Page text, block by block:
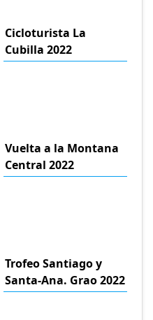
Cicloturista La
Cubilla 2022
Vuelta a la Montana
Central 2022
Trofeo Santiago y
Santa-Ana. Grao 2022